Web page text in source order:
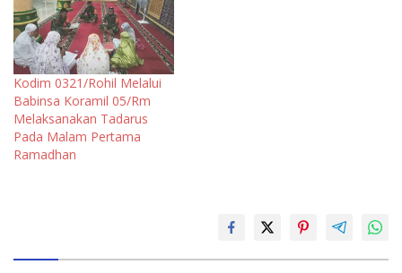
Kodim 0321/Rohil Melalui
Babinsa Koramil 05/Rm
Melaksanakan Tadarus
Pada Malam Pertama
Ramadhan